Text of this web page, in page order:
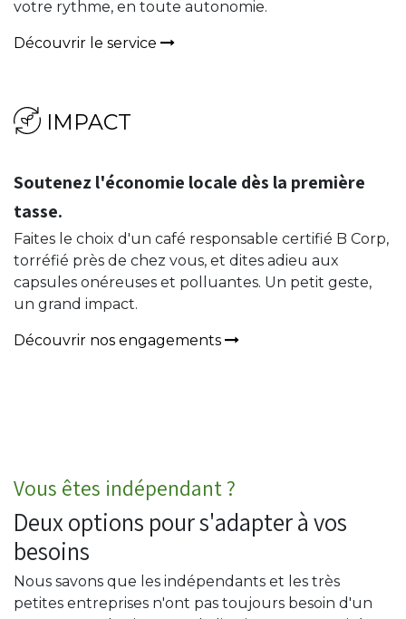
votre rythme, en toute autonomie.
Découvrir le service
IMPACT​​
Soutenez l'économie locale dès la première
tasse.
Faites le choix d'un café responsable certifié B Corp,
torréfié près de chez vous, et dites adieu aux
capsules onéreuses et polluantes. Un petit geste,
un grand impact.
Découvrir nos engagements
Vous êtes indépendant ?
Deux options pour s'adapter à vos
besoins
Nous savons que les indépendants et les très
petites entreprises n'ont pas toujours besoin d'un